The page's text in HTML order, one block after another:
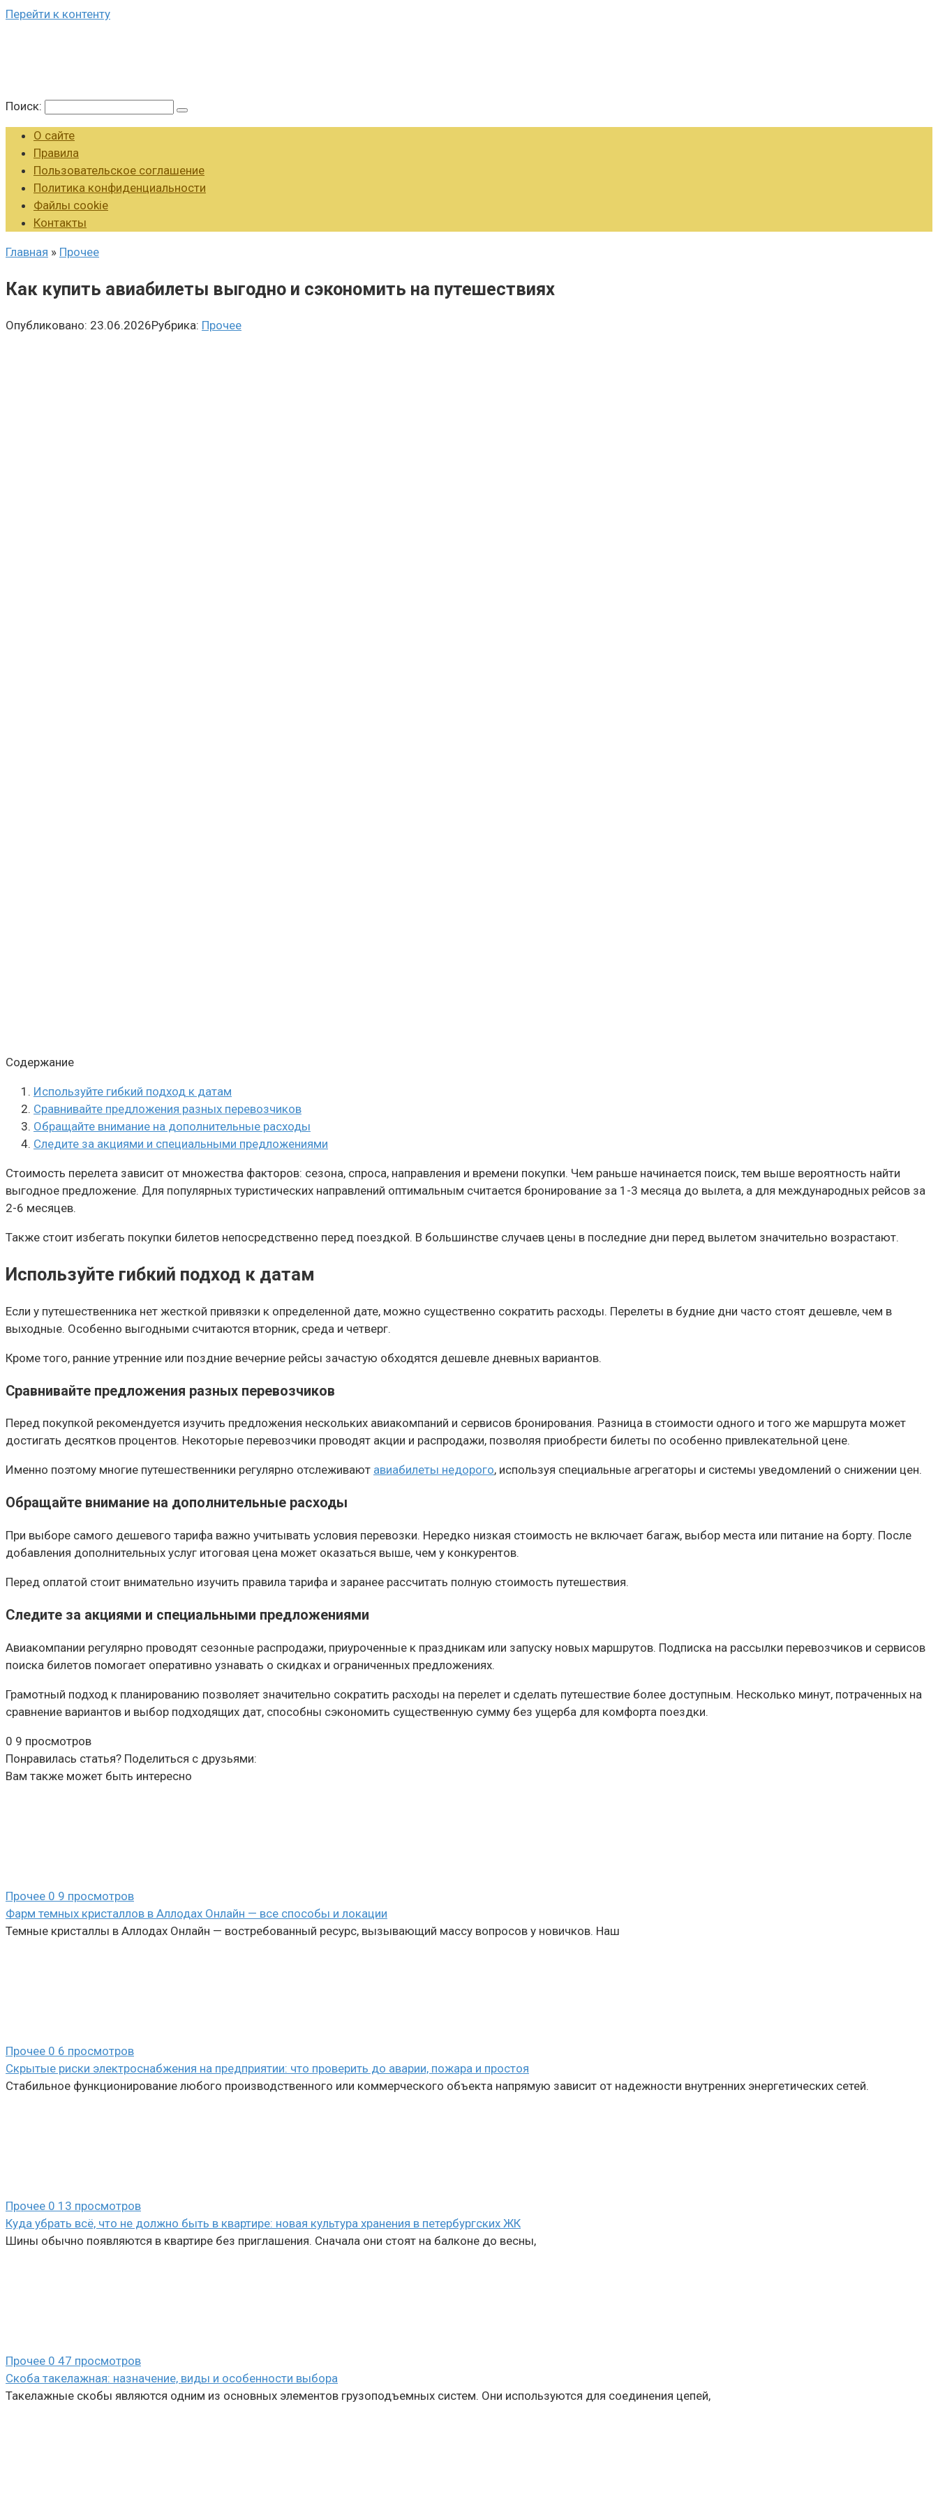
Перейти к контенту
Поиск:
О сайте
Правила
Пользовательское соглашение
Политика конфиденциальности
Файлы cookie
Контакты
Главная » Прочее
Как купить авиабилеты выгодно и сэкономить на путешествиях
Опубликовано: 23.06.2026Рубрика: Прочее
Содержание
Используйте гибкий подход к датам
Сравнивайте предложения разных перевозчиков
Обращайте внимание на дополнительные расходы
Следите за акциями и специальными предложениями
Стоимость перелета зависит от множества факторов: сезона, спроса, направления и времени покупки. Чем раньше начинается поиск, тем выше вероятность найти
выгодное предложение. Для популярных туристических направлений оптимальным считается бронирование за 1-3 месяца до вылета, а для международных рейсов за
2-6 месяцев.
Также стоит избегать покупки билетов непосредственно перед поездкой. В большинстве случаев цены в последние дни перед вылетом значительно возрастают.
Используйте гибкий подход к датам
Если у путешественника нет жесткой привязки к определенной дате, можно существенно сократить расходы. Перелеты в будние дни часто стоят дешевле, чем в
выходные. Особенно выгодными считаются вторник, среда и четверг.
Кроме того, ранние утренние или поздние вечерние рейсы зачастую обходятся дешевле дневных вариантов.
Сравнивайте предложения разных перевозчиков
Перед покупкой рекомендуется изучить предложения нескольких авиакомпаний и сервисов бронирования. Разница в стоимости одного и того же маршрута может
достигать десятков процентов. Некоторые перевозчики проводят акции и распродажи, позволяя приобрести билеты по особенно привлекательной цене.
Именно поэтому многие путешественники регулярно отслеживают авиабилеты недорого, используя специальные агрегаторы и системы уведомлений о снижении цен.
Обращайте внимание на дополнительные расходы
При выборе самого дешевого тарифа важно учитывать условия перевозки. Нередко низкая стоимость не включает багаж, выбор места или питание на борту. После
добавления дополнительных услуг итоговая цена может оказаться выше, чем у конкурентов.
Перед оплатой стоит внимательно изучить правила тарифа и заранее рассчитать полную стоимость путешествия.
Следите за акциями и специальными предложениями
Авиакомпании регулярно проводят сезонные распродажи, приуроченные к праздникам или запуску новых маршрутов. Подписка на рассылки перевозчиков и сервисов
поиска билетов помогает оперативно узнавать о скидках и ограниченных предложениях.
Грамотный подход к планированию позволяет значительно сократить расходы на перелет и сделать путешествие более доступным. Несколько минут, потраченных на
сравнение вариантов и выбор подходящих дат, способны сэкономить существенную сумму без ущерба для комфорта поездки.
0 9 просмотров
Понравилась статья? Поделиться с друзьями:
Вам также может быть интересно
Прочее 0 9 просмотров
Фарм темных кристаллов в Аллодах Онлайн — все способы и локации
Темные кристаллы в Аллодах Онлайн — востребованный ресурс, вызывающий массу вопросов у новичков. Наш
Прочее 0 6 просмотров
Скрытые риски электроснабжения на предприятии: что проверить до аварии, пожара и простоя
Стабильное функционирование любого производственного или коммерческого объекта напрямую зависит от надежности внутренних энергетических сетей.
Прочее 0 13 просмотров
Куда убрать всё, что не должно быть в квартире: новая культура хранения в петербургских ЖК
Шины обычно появляются в квартире без приглашения. Сначала они стоят на балконе до весны,
Прочее 0 47 просмотров
Скоба такелажная: назначение, виды и особенности выбора
Такелажные скобы являются одним из основных элементов грузоподъемных систем. Они используются для соединения цепей,